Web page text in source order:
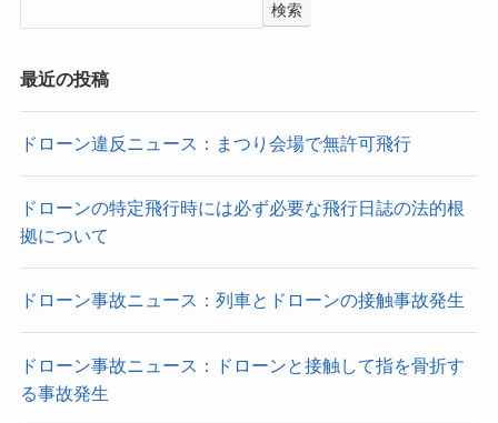
検索
最近の投稿
ドローン違反ニュース：まつり会場で無許可飛行
ドローンの特定飛行時には必ず必要な飛行日誌の法的根
拠について
ドローン事故ニュース：列車とドローンの接触事故発生
ドローン事故ニュース：ドローンと接触して指を骨折す
る事故発生